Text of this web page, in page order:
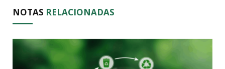
NOTAS RELACIONADAS